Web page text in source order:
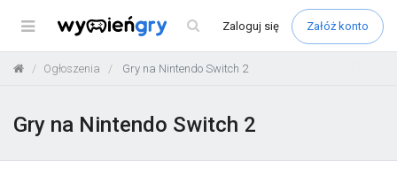
Menu Zaloguj się Załóż konto
Ogłoszenia Gry na Nintendo Switch 2
Gry na Nintendo Switch 2